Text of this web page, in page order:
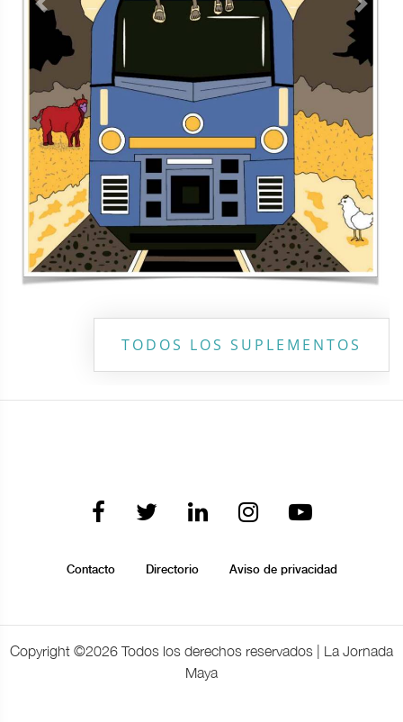
Previous Next
TODOS LOS SUPLEMENTOS
Contacto Directorio Aviso de privacidad
Copyright ©2026 Todos los derechos reservados | La Jornada
Maya